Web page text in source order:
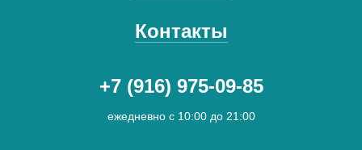
Контакты
+7 (916) 975-09-85
ежедневно с 10:00 до 21:00